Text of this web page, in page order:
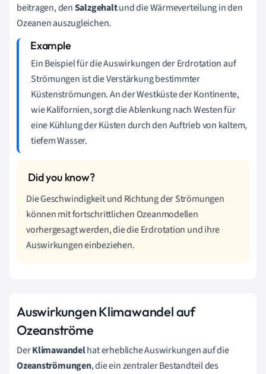
beitragen, denSalzgehaltund die Wärmeverteilung in den
Ozeanen auszugleichen.
Ein Beispiel für die Auswirkungen der Erdrotation auf
Strömungen ist die Verstärkung bestimmter
Küstenströmungen. An der Westküste der Kontinente,
wie Kalifornien, sorgt die Ablenkung nach Westen für
eine Kühlung der Küsten durch den Auftrieb von kaltem,
tiefem Wasser.
Die Geschwindigkeit und Richtung der Strömungen
können mit fortschrittlichen Ozeanmodellen
vorhergesagt werden, die die Erdrotation und ihre
Auswirkungen einbeziehen.
Auswirkungen Klimawandel auf
Ozeanströme
DerKlimawandelhat erhebliche Auswirkungen auf die
Ozeanströmungen, die ein zentraler Bestandteil des